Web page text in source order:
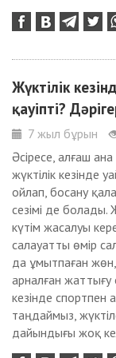
Жүктілік
қауіпті?
7 жыл бұрын
Әсіресе, алғаш
жүктілік кезінде
ойлап, босану
сезімі де болады.
күтім жасалуы
салауатты өмір
да ұмытпаған жөн,
арналған
кезінде спортпен
таңдаймыз,
дайындығы жоқ